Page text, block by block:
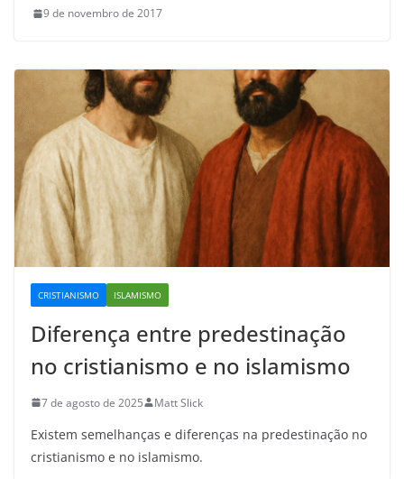
9 de novembro de 2017
CRISTIANISMO ISLAMISMO
Diferença entre predestinação
no cristianismo e no islamismo
7 de agosto de 2025 Matt Slick
Existem semelhanças e diferenças na predestinação no
cristianismo e no islamismo.